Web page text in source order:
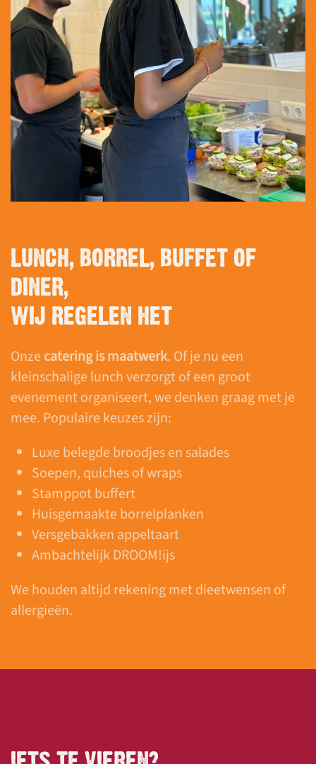
LUNCH, BORREL, BUFFET OF
DINER,
WIJ REGELEN HET
Onzecatering is maatwerk. Of je nu een
kleinschalige lunch verzorgt of een groot
evenement organiseert, we denken graag met je
mee. Populaire keuzes zijn:
Luxe belegde broodjes en salades
Soepen, quiches of wraps
Stamppot buffert
Huisgemaakte borrelplanken
Versgebakken appeltaart
Ambachtelijk DROOM!ijs
We houden altijd rekening met dieetwensen of
allergieën.